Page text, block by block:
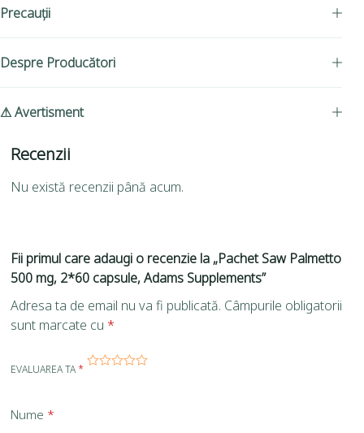
Precauții
Despre Producători
⚠ Avertisment
Recenzii
Nu există recenzii până acum.
Fii primul care adaugi o recenzie la „Pachet Saw Palmetto
500 mg, 2*60 capsule, Adams Supplements”
Adresa ta de email nu va fi publicată. Câmpurile obligatorii
sunt marcate cu *
EVALUAREA TA*
Nume *